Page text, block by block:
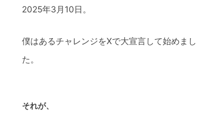
2025年3月10日。
僕はあるチャレンジをXで大宣言して始めまし
た。
それが、